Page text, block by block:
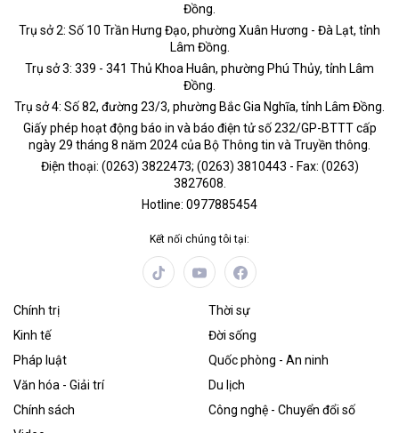
Đồng.
Trụ sở 2: Số 10 Trần Hưng Đạo, phường Xuân Hương - Đà Lạt, tỉnh
Lâm Đồng.
Trụ sở 3: 339 - 341 Thủ Khoa Huân, phường Phú Thủy, tỉnh Lâm
Đồng.
Trụ sở 4: Số 82, đường 23/3, phường Bắc Gia Nghĩa, tỉnh Lâm Đồng.
Giấy phép hoạt động báo in và báo điện tử số 232/GP-BTTT cấp
ngày 29 tháng 8 năm 2024 của Bộ Thông tin và Truyền thông.
Điện thoại: (0263) 3822473; (0263) 3810443 - Fax: (0263)
3827608.
Hotline: 0977885454
Kết nối chúng tôi tại:
Chính trị
Thời sự
Kinh tế
Đời sống
Pháp luật
Quốc phòng - An ninh
Văn hóa - Giải trí
Du lịch
Chính sách
Công nghệ - Chuyển đổi số